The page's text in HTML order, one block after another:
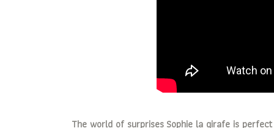
The world of surprises Sophie la girafe is